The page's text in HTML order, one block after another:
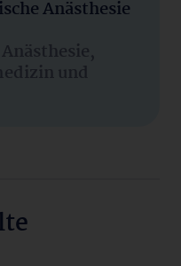
Anästhesie
und